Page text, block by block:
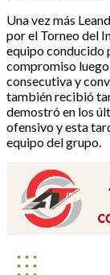
Una vez más
por el Torneo del
equipo conducido
compromiso
consecutiva y
también recibió
demostró en los
ofensivo y esta
equipo del grupo.